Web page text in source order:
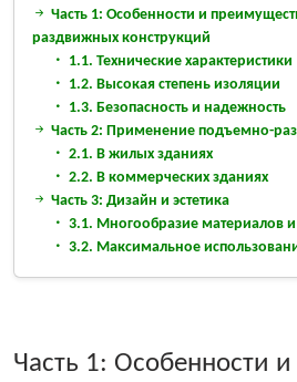
Часть 1: Особенности и
раздвижных конструкций
1.1. Технические характеристики
1.2. Высокая степень изоляции
1.3. Безопасность и надежность
Часть 2: Применение подъемно-
2.1. В жилых зданиях
2.2. В коммерческих зданиях
Часть 3: Дизайн и эстетика
3.1. Многообразие материалов и
3.2. Максимальное
Часть 1: Особенности